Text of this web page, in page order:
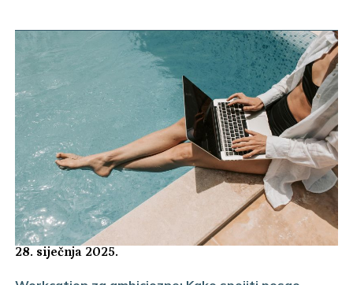
28. siječnja 2025.